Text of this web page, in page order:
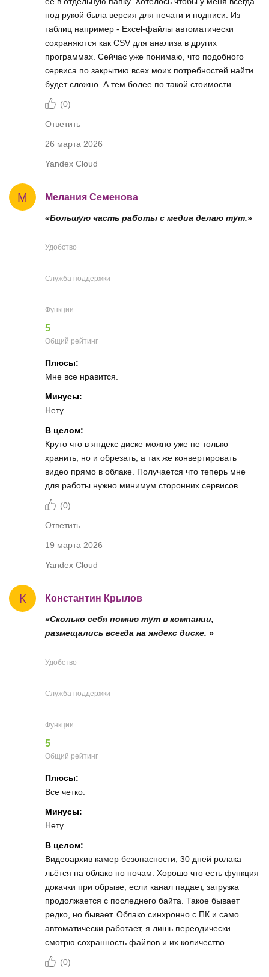
под рукой была версия для печати и подписи. Из
таблиц например - Excel‑файлы автоматически
сохраняются как CSV для анализа в других
программах. Сейчас уже понимаю, что подобного
сервиса по закрытию всех моих потребностей найти
будет сложно. А тем более по такой стоимости.
(0)
Ответить
26 марта 2026
Yandex Cloud
М Мелания Семенова
«Большую часть работы с медиа делаю тут.»
Удобство
Служба поддержки
Функции
5
Общий рейтинг
Плюсы:
Мне все нравится.
Минусы:
Нету.
В целом:
Круто что в яндекс диске можно уже не только
хранить, но и обрезать, а так же конвертировать
видео прямо в облаке. Получается что теперь мне
для работы нужно минимум сторонних сервисов.
(0)
Ответить
19 марта 2026
Yandex Cloud
К Константин Крылов
«Сколько себя помню тут в компании,
размещались всегда на яндекс диске. »
Удобство
Служба поддержки
Функции
5
Общий рейтинг
Плюсы:
Все четко.
Минусы:
Нету.
В целом:
Видеоархив камер безопасности, 30 дней ролака
льётся на облако по ночам. Хорошо что есть функция
докачки при обрыве, если канал падает, загрузка
продолжается с последнего байта. Такое бывает
редко, но бывает. Облако синхронно с ПК и само
автоматически работает, я лишь переодически
смотрю сохранность файлов и их количество.
(0)